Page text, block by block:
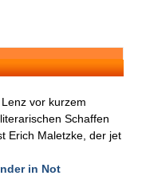
vor kurzem
Schaffen
Erich Maletzke, der jet
in Not